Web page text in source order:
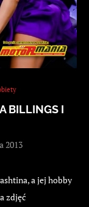
BILLINGS I
2013
a jej hobby
zdjęć